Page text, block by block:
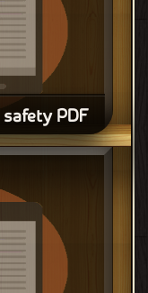
PDF
قراءة و تحميل كتاب Hanbook of organic food safety PDF مجانا